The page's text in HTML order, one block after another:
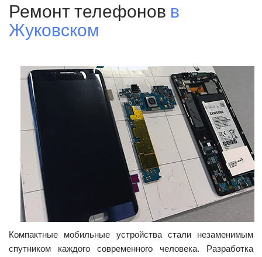
Ремонт телефонов в
Жуковском
Компактные мобильные устройства стали незаменимым
спутником каждого современного человека. Разработка